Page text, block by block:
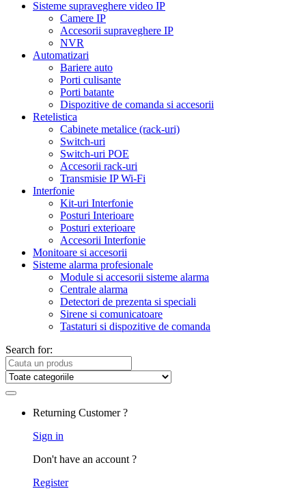
Sisteme supraveghere video IP
Camere IP
Accesorii supraveghere IP
NVR
Automatizari
Bariere auto
Porti culisante
Porti batante
Dispozitive de comanda si accesorii
Retelistica
Cabinete metalice (rack-uri)
Switch-uri
Switch-uri POE
Accesorii rack-uri
Transmisie IP Wi-Fi
Interfonie
Kit-uri Interfonie
Posturi Interioare
Posturi exterioare
Accesorii Interfonie
Monitoare si accesorii
Sisteme alarma profesionale
Module si accesorii sisteme alarma
Centrale alarma
Detectori de prezenta si speciali
Sirene si comunicatoare
Tastaturi si dispozitive de comanda
Search for:
Returning Customer ?
Sign in
Don't have an account ?
Register